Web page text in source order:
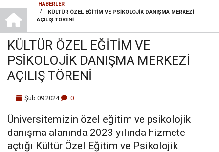
SAYFA
YOLU
HABERLER
/
KÜLTÜR ÖZEL EĞITIM VE PSIKOLOJIK DANIŞMA MERKEZI
AÇILIŞ TÖRENI
KÜLTÜR ÖZEL EĞITIM VE
PSIKOLOJIK DANIŞMA MERKEZI
AÇILIŞ TÖRENI
Şub 09 2024 0
Üniversitemizin özel eğitim ve psikolojik
danışma alanında 2023 yılında hizmete
açtığı Kültür Özel Eğitim ve Psikolojik